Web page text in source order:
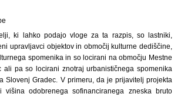
ki lahko podajo vloge za ta razpis, so lastniki,
upravljavci objektov in območij kulturne dediščine,
spomenika in so locirani na območju Mestne
ali pa so locirani znotraj urbanističnega spomenika
Slovenj Gradec. V primeru, da je prijavitelj projekta
višina odobrenega sofinanciranega zneska bruto